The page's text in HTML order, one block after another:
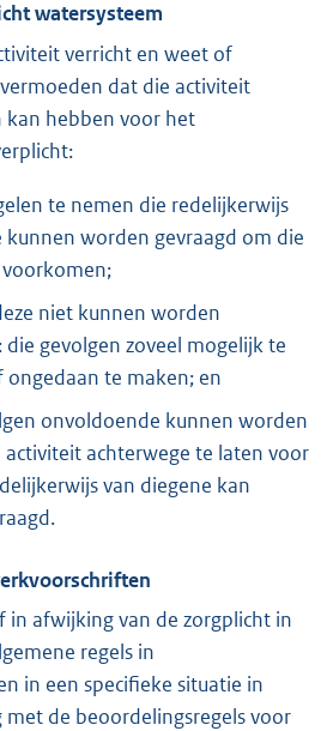
watersysteem
verricht en weet of
dat die activiteit
kan hebben voor het
te nemen die redelijkerwijs
kunnen worden gevraagd om die
niet kunnen worden
gevolgen zoveel mogelijk te
ongedaan te maken; en
onvoldoende kunnen worden
achterwege te laten voor
van diegene kan
in afwijking van de zorgplicht in
regels in
in een specifieke situatie in
de beoordelingsregels voor